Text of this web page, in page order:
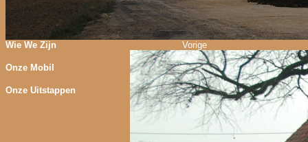
Wie We Zijn
Onze Mobil
Onze Uitstappen
Vorige